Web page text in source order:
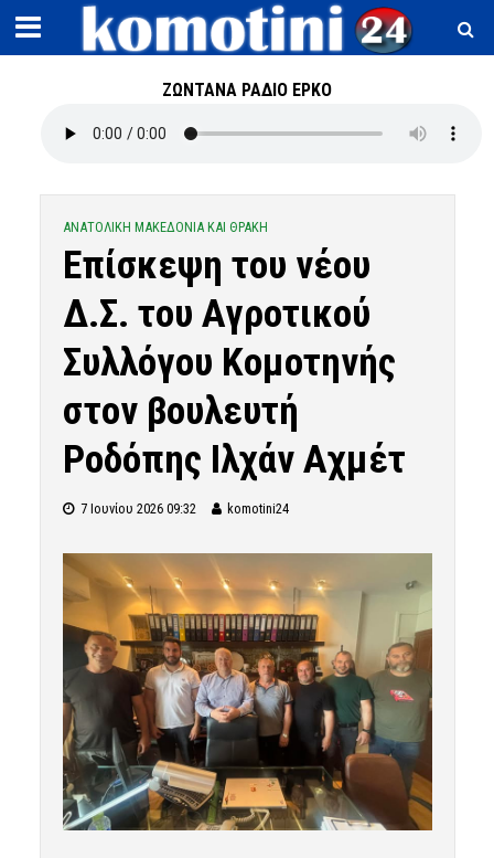
ΖΩΝΤΑΝΑ ΡΑΔΙΟ ΕΡΚΟ
ΑΝΑΤΟΛΙΚΗ ΜΑΚΕΔΟΝΙΑ ΚΑΙ ΘΡΑΚΗ
Επίσκεψη του νέου
Δ.Σ. του Αγροτικού
Συλλόγου Κομοτηνής
στον βουλευτή
Ροδόπης Ιλχάν Αχμέτ
7 Ιουνίου 2026 09:32 komotini24